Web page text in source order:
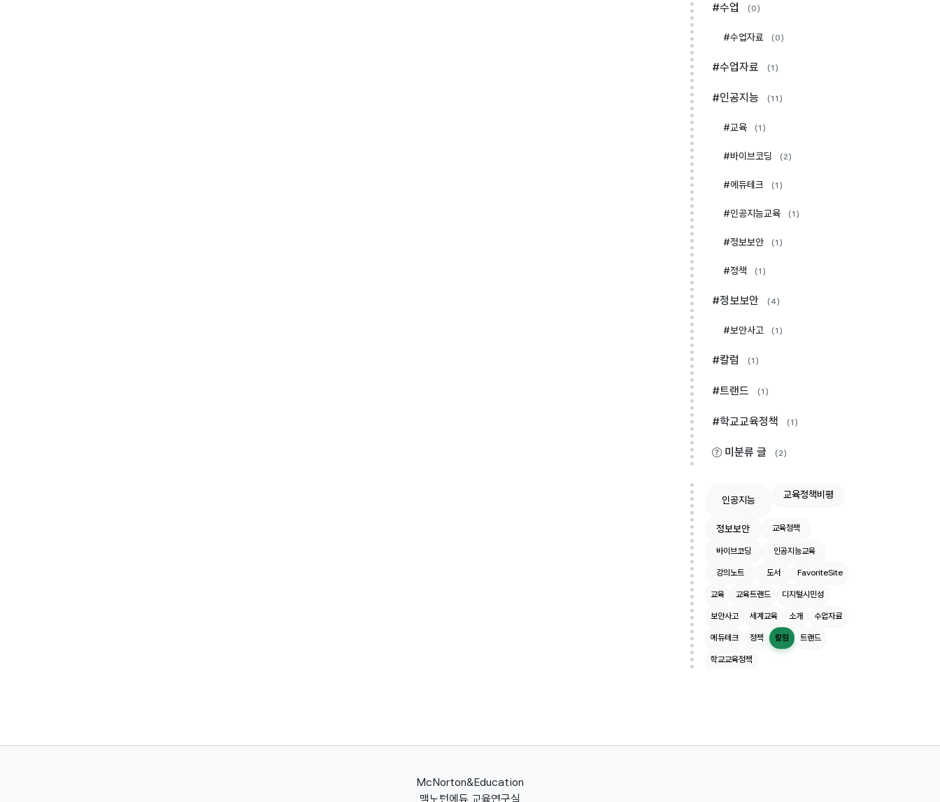
#수업 (0)
#수업자료 (0)
#수업자료 (1)
#인공지능 (11)
#교육 (1)
#바이브코딩 (2)
#에듀테크 (1)
#인공지능교육 (1)
#정보보안 (1)
#정책 (1)
#정보보안 (4)
#보안사고 (1)
#칼럼 (1)
#트랜드 (1)
#학교교육정책 (1)
미분류 글 (2)
인공지능 교육정책비평
정보보안 교육정책
바이브코딩 인공지능교육
강의노트 도서 FavoriteSite
교육 교육트랜드 디지털시민성
보안사고 세계교육 소개 수업자료
에듀테크 정책 칼럼 트랜드
학교교육정책
McNorton&Education
맥노턴에듀 교육연구실